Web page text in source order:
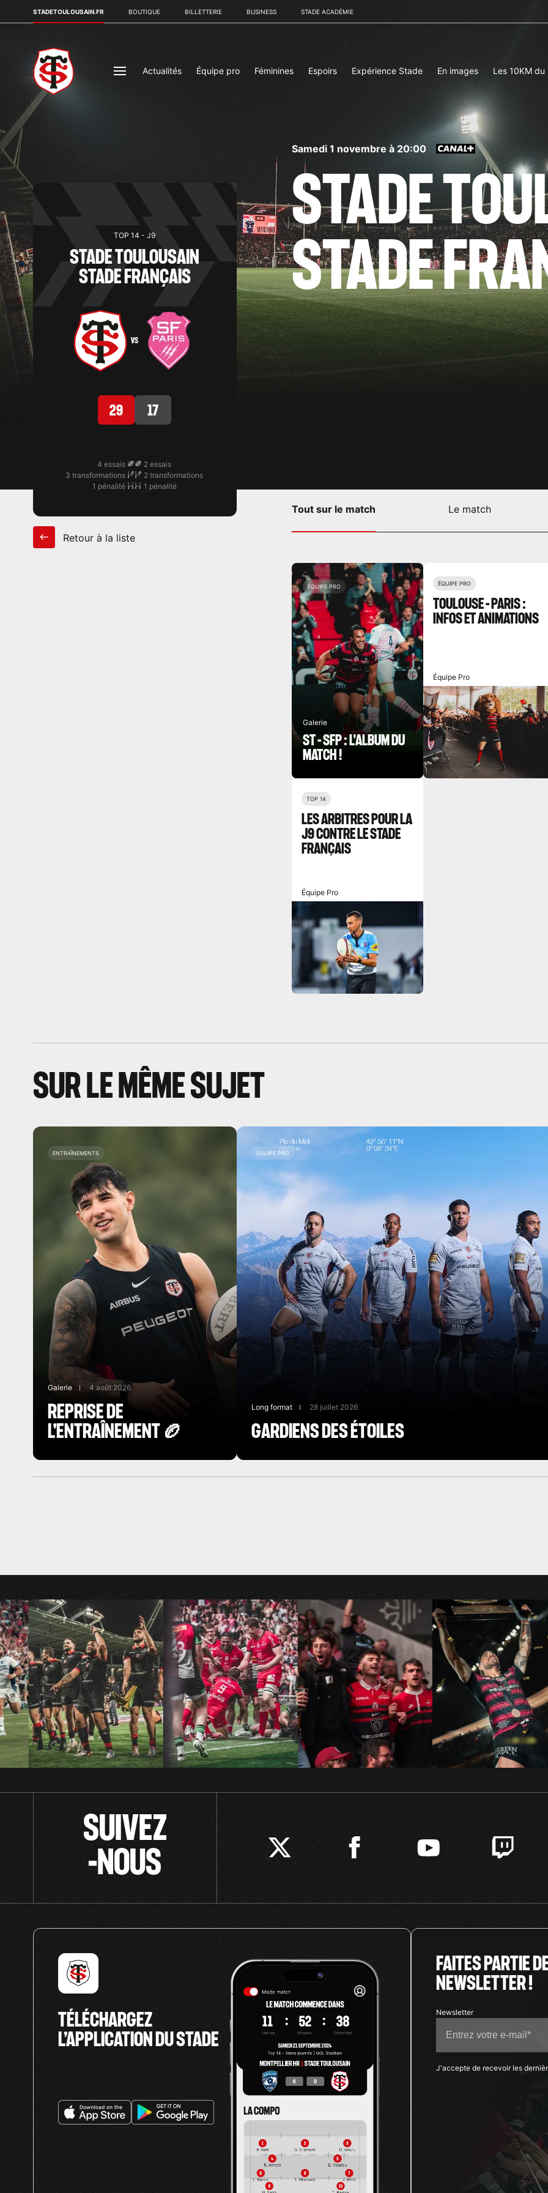
STADETOULOUSAIN.FR BOUTIQUE BILLETTERIE BUSINESS STADE ACADÉMIE
Actualités Équipe pro Féminines Espoirs Expérience Stade En images Les 10KM du
samedi 1 novembre à 20:00
STADE
STADE
TOP 14 - J9
STADE TOULOUSAIN
STADE FRANÇAIS
VS
29 17
4 essais
3 transformations
1 pénalité
2 essais
2 transformations
1 pénalité
Retour à la liste
Tout sur le match Le match
ÉQUIPE PRO
Galerie
ST - SFP : L'ALBUM DU
MATCH !
ÉQUIPE PRO
TOULOUSE - PARIS :
INFOS ET ANIMATIONS
Équipe Pro
TOP 14
LES ARBITRES POUR LA
J9 CONTRE LE STADE
FRANÇAIS
Équipe Pro
SUR LE MÊME SUJET
ENTRAÎNEMENTS
Galerie 4 août 2026
REPRISE DE
L'ENTRAÎNEMENT 🏉
ÉQUIPE PRO
Long format 28 juillet 2026
GARDIENS DES ÉTOILES
SUIVEZ
-NOUS
TÉLÉCHARGEZ
L’APPLICATION DU STADE
FAITES PARTIE
NEWSLETTER !
J'accepte de recevoir les